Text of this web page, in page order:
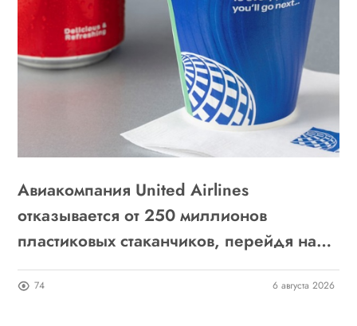
Авиакомпания United Airlines
отказывается от 250 миллионов
пластиковых стаканчиков, перейдя на
бумажные
74 6 августа 2026